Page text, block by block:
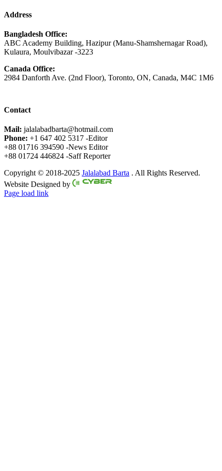
Address
Bangladesh Office:
ABC Academy Building, Hazipur (Manu-Shamshernagar Road),
Kulaura, Moulvibazar -3223
Canada Office:
2984 Danforth Ave. (2nd Floor), Toronto, ON, Canada, M4C 1M6
Contact
Mail: jalalabadbarta@hotmail.com
Phone: +1 647 402 5317 -Editor
+88 01716 394590 -News Editor
+88 01724 446824 -Saff Reporter
Copyright © 2018-2025 Jalalabad Barta . All Rights Reserved.
Website Designed by
Page load link